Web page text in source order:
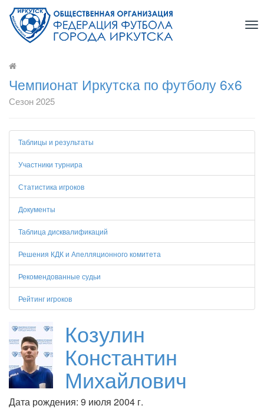
Чемпионат Иркутска по футболу 6x6
Сезон 2025
Таблицы и результаты
Участники турнира
Статистика игроков
Документы
Таблица дисквалификаций
Решения КДК и Апелляционного комитета
Рекомендованные судьи
Рейтинг игроков
Козулин
Константин
Михайлович
Дата рождения: 9 июля 2004 г.